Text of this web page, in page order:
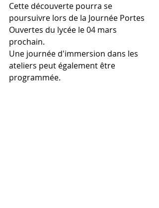
Cette découverte pourra se
poursuivre lors de la Journée Portes
Ouvertes du lycée le 04 mars
prochain.
Une journée d'immersion dans les
ateliers peut également être
programmée.